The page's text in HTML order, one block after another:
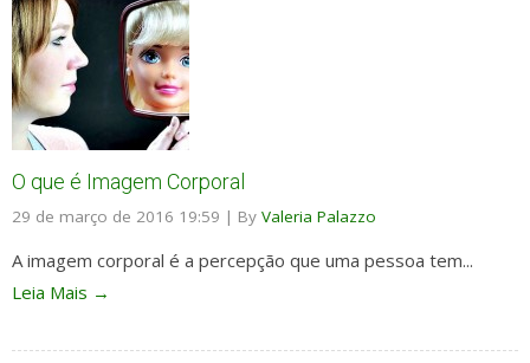
O que é Imagem Corporal
29 de março de 2016 19:59 | By Valeria Palazzo
A imagem corporal é a percepção que uma pessoa tem...
Leia Mais →